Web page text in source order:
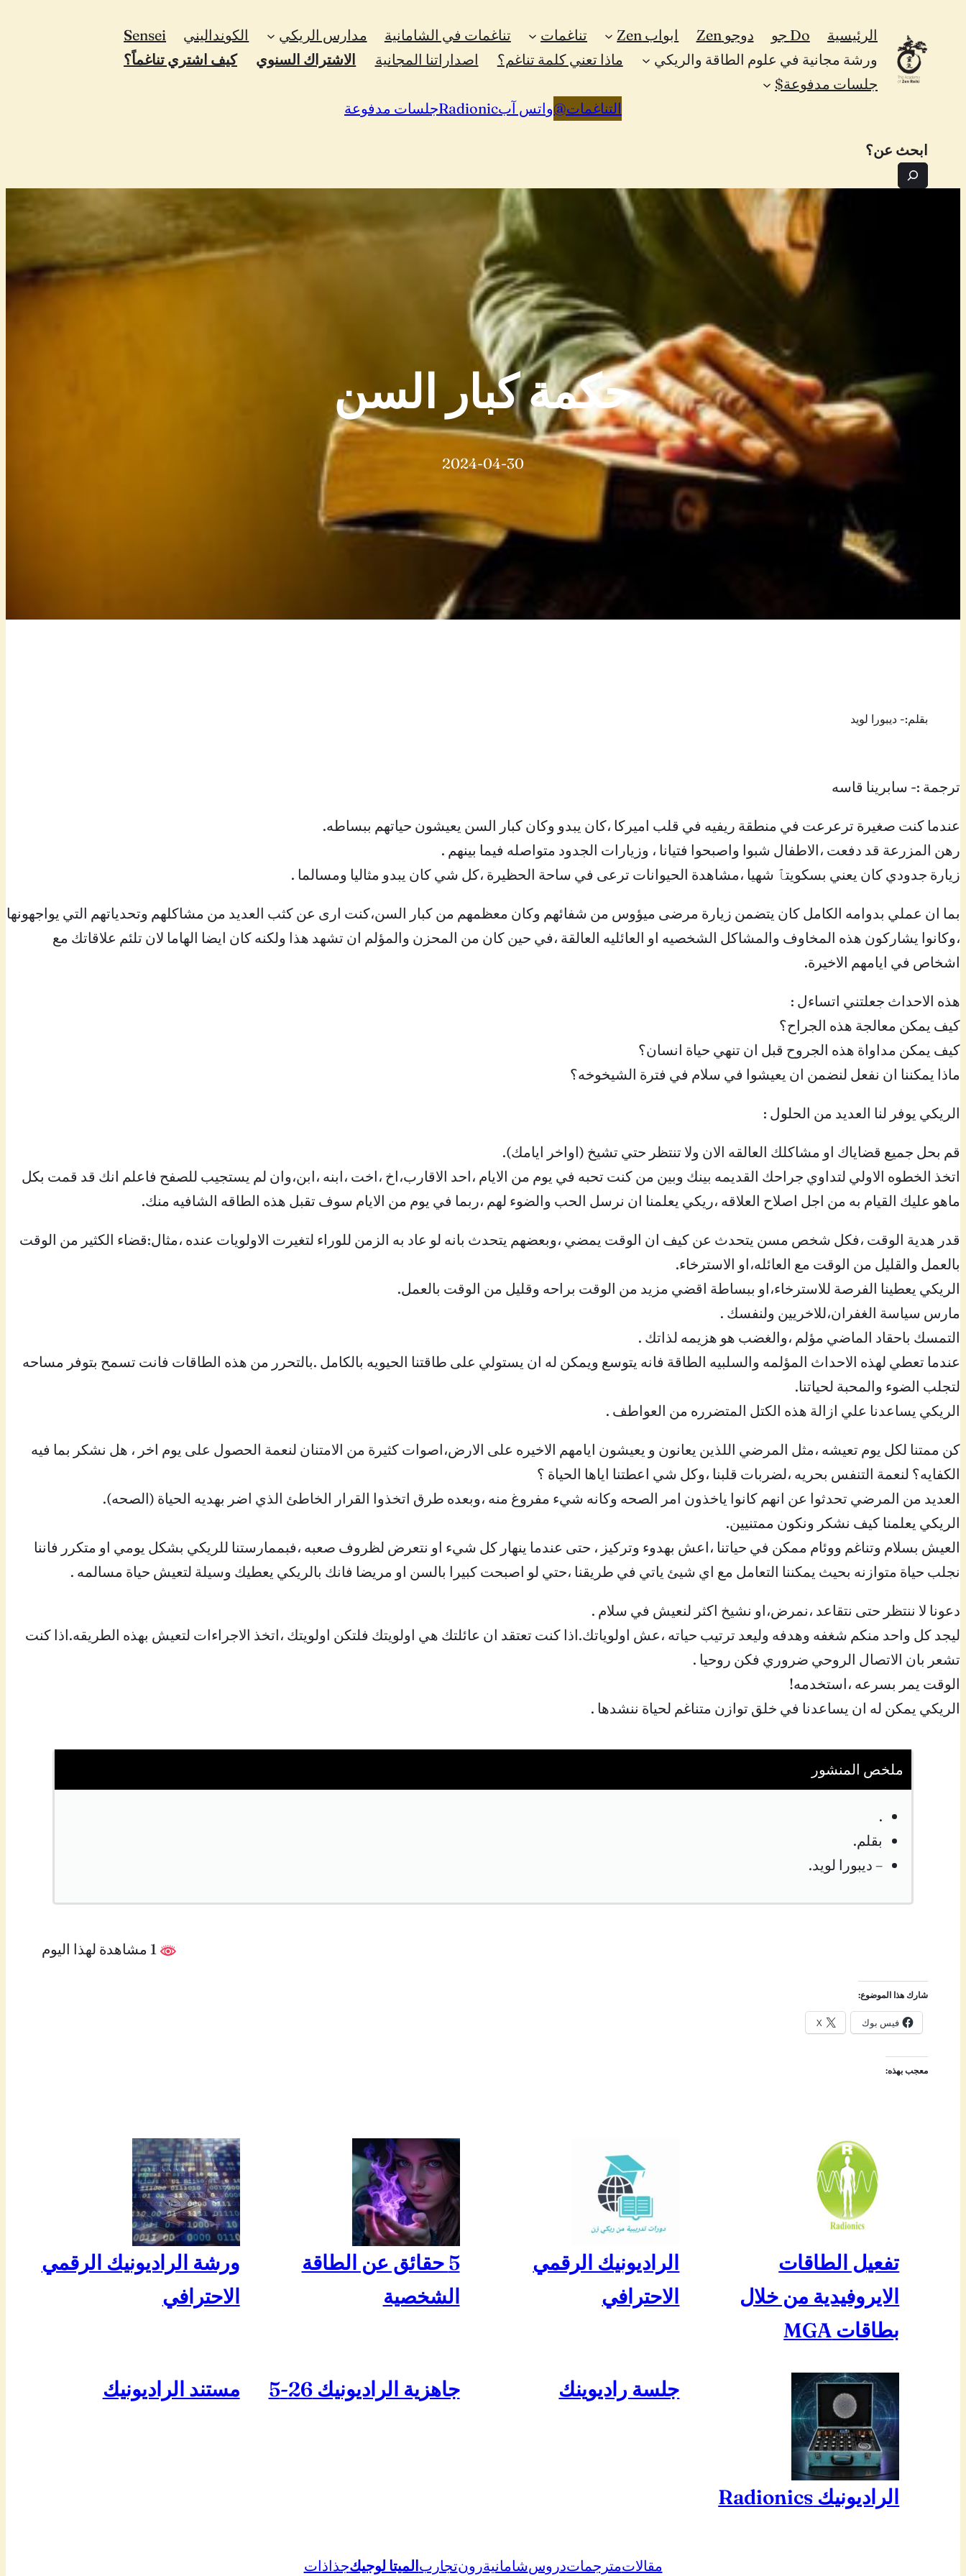
المحتوى
الرئيسية Do جو دوجو Zen ابواب Zen تناغمات تناغمات في الشامانية مدارس الريكي الكونداليني Sensei
ورشة مجانية في علوم الطاقة والريكي
ماذا تعني كلمة تناغم؟ اصداراتنا المجانية الاشتراك السنوي
كيف اشتري تناغماً؟
جلسات مدفوعة$
التناغمات@واتس آبRadionicجلسات مدفوعة
ابحث عن؟
حكمة كبار السن
2024-04-30
بقلم:- ديبورا لويد
ترجمة :- سابرينا قاسه
عندما كنت صغيرة ترعرعت في منطقة ريفيه في قلب اميركا ،كان يبدو وكان كبار السن يعيشون حياتهم ببساطه.
رهن المزرعة قد دفعت ،الاطفال شبوا واصبحوا فتيانا ، وزيارات الجدود متواصله فيما بينهم .
زيارة جدودي كان يعني بسكويتٱ شهيا ،مشاهدة الحيوانات ترعى في ساحة الحظيرة ،كل شي كان يبدو مثاليا ومسالما .
بما ان عملي بدوامه الكامل كان يتضمن زيارة مرضى ميؤوس من شفائهم وكان معظمهم من كبار السن،كنت ارى عن كثب العديد من مشاكلهم وتحدياتهم التي يواجهونها
،وكانوا يشاركون هذه المخاوف والمشاكل الشخصيه او العائليه العالقة ،في حين كان من المحزن والمؤلم ان تشهد هذا ولكنه كان ايضا الهاما لان تلئم علاقاتك مع
اشخاص في ايامهم الاخيرة.
هذه الاحداث جعلتني اتساءل :
كيف يمكن معالجة هذه الجراح؟
كيف يمكن مداواة هذه الجروح قبل ان تنهي حياة انسان؟
ماذا يمكننا ان نفعل لنضمن ان يعيشوا في سلام في فترة الشيخوخه؟
الريكي يوفر لنا العديد من الحلول :
قم بحل جميع قضاياك او مشاكلك العالقه الان ولا تنتظر حتي تشيخ (اواخر ايامك).
اتخذ الخطوه الاولي لتداوي جراحك القديمه بينك وبين من كنت تحبه في يوم من الايام ،احد الاقارب،اخ ،اخت ،ابنه ،ابن،وان لم يستجيب للصفح فاعلم انك قد قمت بكل
ماهو عليك القيام به من اجل اصلاح العلاقه ،ريكي يعلمنا ان نرسل الحب والضوء لهم ،ربما في يوم من الايام سوف تقبل هذه الطاقه الشافيه منك.
قدر هدية الوقت ،فكل شخص مسن يتحدث عن كيف ان الوقت يمضي ،وبعضهم يتحدث بانه لو عاد به الزمن للوراء لتغيرت الاولويات عنده ،مثال:قضاء الكثير من الوقت
بالعمل والقليل من الوقت مع العائله،او الاسترخاء.
الريكي يعطينا الفرصة للاسترخاء،او ببساطة اقضي مزيد من الوقت براحه وقليل من الوقت بالعمل.
مارس سياسة الغفران،للاخريين ولنفسك .
التمسك باحقاد الماضي مؤلم ،والغضب هو هزيمه لذاتك .
عندما تعطي لهذه الاحداث المؤلمه والسلبيه الطاقة فانه يتوسع ويمكن له ان يستولي على طاقتنا الحيويه بالكامل .بالتحرر من هذه الطاقات فانت تسمح بتوفر مساحه
لتجلب الضوء والمحبة لحياتنا.
الريكي يساعدنا علي ازالة هذه الكتل المتضرره من العواطف .
كن ممتنا لكل يوم تعيشه ،مثل المرضي اللذين يعانون و يعيشون ايامهم الاخيره على الارض،اصوات كثيرة من الامتنان لنعمة الحصول على يوم اخر ، هل نشكر بما فيه
الكفايه؟ لنعمة التنفس بحريه ،لضربات قلبنا ،وكل شي اعطتنا اياها الحياة ؟
العديد من المرضي تحدثوا عن انهم كانوا ياخذون امر الصحه وكانه شيء مفروغ منه ،وبعده طرق اتخذوا القرار الخاطئ الذي اضر بهديه الحياة (الصحه).
الريكي يعلمنا كيف نشكر ونكون ممتنيين.
العيش بسلام وتناغم ووئام ممكن في حياتنا ،اعش بهدوء وتركيز ، حتى عندما ينهار كل شيء او نتعرض لظروف صعبه ،فبممارستنا للريكي بشكل يومي او متكرر فاننا
نجلب حياة متوازنه بحيث يمكننا التعامل مع اي شيئ ياتي في طريقنا ،حتي لو اصبحت كبيرا بالسن او مريضا فانك بالريكي يعطيك وسيلة لتعيش حياة مسالمه .
دعونا لا ننتظر حتى نتقاعد ،نمرض،او نشيخ اكثر لنعيش في سلام .
ليجد كل واحد منكم شغفه وهدفه وليعد ترتيب حياته ،عش اولوياتك.اذا كنت تعتقد ان عائلتك هي اولويتك فلتكن اولويتك ،اتخذ الاجراءات لتعيش بهذه الطريقه.اذا كنت
تشعر بان الاتصال الروحي ضروري فكن روحيا .
الوقت يمر بسرعه ،استخدمه!
الريكي يمكن له ان يساعدنا في خلق توازن متناغم لحياة ننشدها .
ملخص المنشور
.
بقلم.
– ديبورا لويد.
شارك هذا الموضوع:
فيس بوك X
معجب بهذه:
تفعيل الطاقات
الايروفيدية من خلال
بطاقات MGA
الراديونيك الرقمي
الاحترافي
5 حقائق عن الطاقة
الشخصية
ورشة الراديونيك الرقمي
الاحترافي
الراديونيك Radionics
جلسة راديوينك جاهزية الراديونيك 26-5 مستند الراديونيك
مقالاتمترجماتدروسشامانيةرونتجاربالميتا لوجيكجذاذات